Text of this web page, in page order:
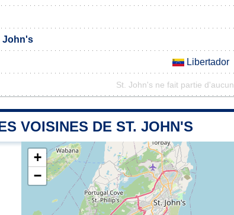
John's
Libertador
St. John's ne fait partie
VOISINES DE ST. JOHN'S
+
−